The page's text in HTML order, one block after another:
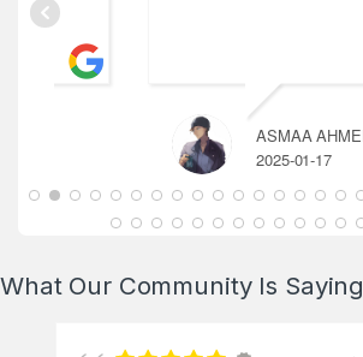
ASMAA AHMED
2025-01-17
What Our Community Is Saying